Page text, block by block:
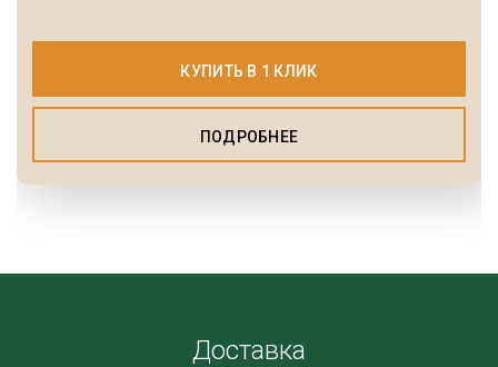
КУПИТЬ В 1 КЛИК
ПОДРОБНЕЕ
Доставка